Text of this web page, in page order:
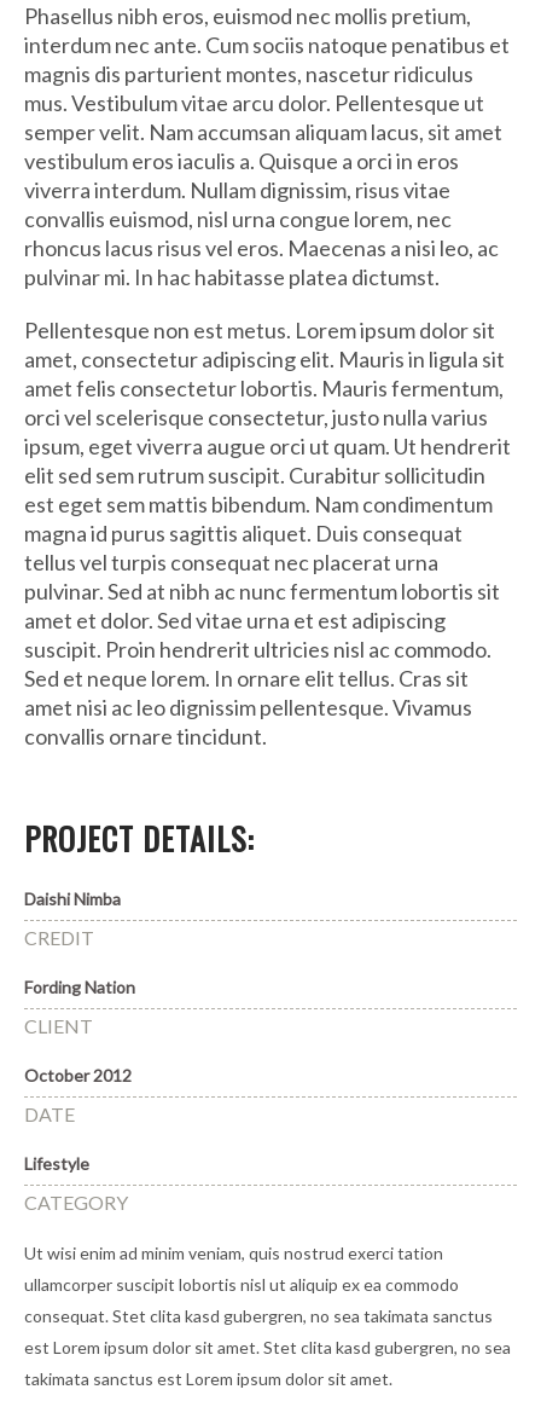
Phasellus nibh eros, euismod nec mollis pretium,
interdum nec ante. Cum sociis natoque penatibus et
magnis dis parturient montes, nascetur ridiculus
mus. Vestibulum vitae arcu dolor. Pellentesque ut
semper velit. Nam accumsan aliquam lacus, sit amet
vestibulum eros iaculis a. Quisque a orci in eros
viverra interdum. Nullam dignissim, risus vitae
convallis euismod, nisl urna congue lorem, nec
rhoncus lacus risus vel eros. Maecenas a nisi leo, ac
pulvinar mi. In hac habitasse platea dictumst.
Pellentesque non est metus. Lorem ipsum dolor sit
amet, consectetur adipiscing elit. Mauris in ligula sit
amet felis consectetur lobortis. Mauris fermentum,
orci vel scelerisque consectetur, justo nulla varius
ipsum, eget viverra augue orci ut quam. Ut hendrerit
elit sed sem rutrum suscipit. Curabitur sollicitudin
est eget sem mattis bibendum. Nam condimentum
magna id purus sagittis aliquet. Duis consequat
tellus vel turpis consequat nec placerat urna
pulvinar. Sed at nibh ac nunc fermentum lobortis sit
amet et dolor. Sed vitae urna et est adipiscing
suscipit. Proin hendrerit ultricies nisl ac commodo.
Sed et neque lorem. In ornare elit tellus. Cras sit
amet nisi ac leo dignissim pellentesque. Vivamus
convallis ornare tincidunt.
PROJECT DETAILS:
Daishi Nimba
CREDIT
Fording Nation
CLIENT
October 2012
DATE
Lifestyle
CATEGORY
Ut wisi enim ad minim veniam, quis nostrud exerci tation
ullamcorper suscipit lobortis nisl ut aliquip ex ea commodo
consequat. Stet clita kasd gubergren, no sea takimata sanctus
est Lorem ipsum dolor sit amet. Stet clita kasd gubergren, no sea
takimata sanctus est Lorem ipsum dolor sit amet.